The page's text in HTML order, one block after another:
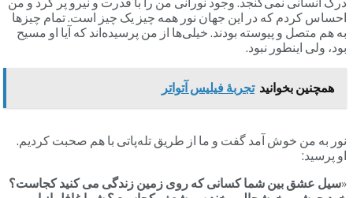
احساس کردم که در این جهان نور همه چیز یک چیز است. تمام چیزها
به هم متصل و پیوسته بودند. خیلی‌ها از من پرسیده‌اند که آیا او مسیح
بود، ولی اینطور نبود.
همچنین بخوانید تجربۀ فیلیس آتواتر
نور به من خوش آمد گفت و ما از طریق تله‌پاتی با هم صحبت کردیم.
او پرسید:
«سیل عشق بین شما کسانی که روی زمین زندگی می کنید کجاست؟